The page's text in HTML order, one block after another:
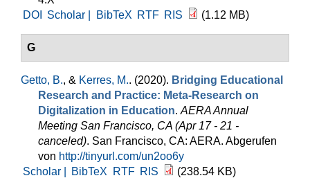
DOI
Scholar | BibTeX RTF RIS (1.12 MB)
G
Getto, B., & Kerres, M.. (2020). Bridging Educational
Research and Practice: Meta-Research on
Digitalization in Education. AERA Annual
Meeting San Francisco, CA (Apr 17 - 21 -
canceled). San Francisco, CA: AERA. Abgerufen
von http://tinyurl.com/un2oo6y
Scholar |
BibTeX RTF RIS (238.54 KB)